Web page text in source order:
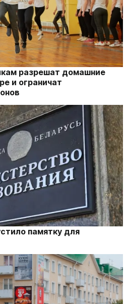
разрешат домашние
и ограничат
памятку для